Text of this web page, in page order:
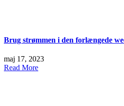
Brug strømmen i den forlængede
maj 17, 2023
Read More